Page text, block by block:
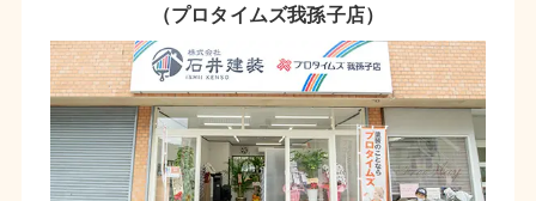
（プロタイムズ我孫子店）